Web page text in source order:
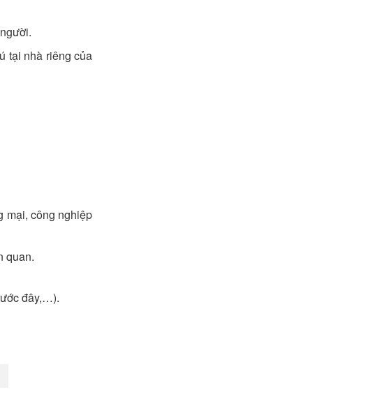
tại nhà riêng của
mại, công nghiệp
quan.
đây,…).